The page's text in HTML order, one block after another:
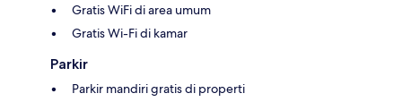
Gratis WiFi di area umum
Gratis Wi-Fi di kamar
Parkir
Parkir mandiri gratis di properti